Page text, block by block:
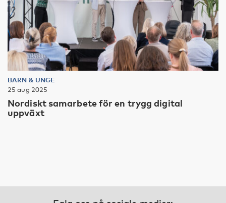
BARN & UNGE
25 aug 2025
Nordiskt samarbete för en trygg digital
uppväxt